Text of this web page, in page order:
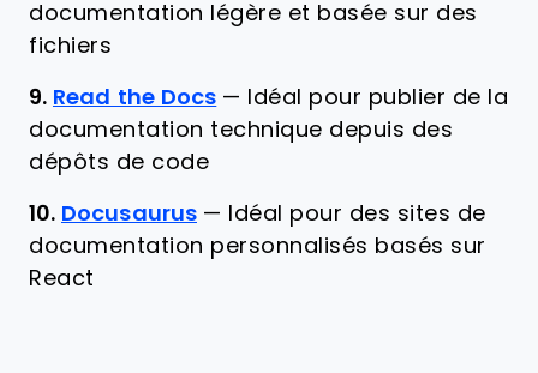
documentation légère et basée sur des
fichiers
9. Read the Docs —
Idéal pour publier de la
documentation technique depuis des
dépôts de code
10. Docusaurus —
Idéal pour des sites de
documentation personnalisés basés sur
React